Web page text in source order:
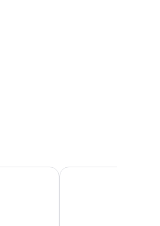
Hotel Capricorno